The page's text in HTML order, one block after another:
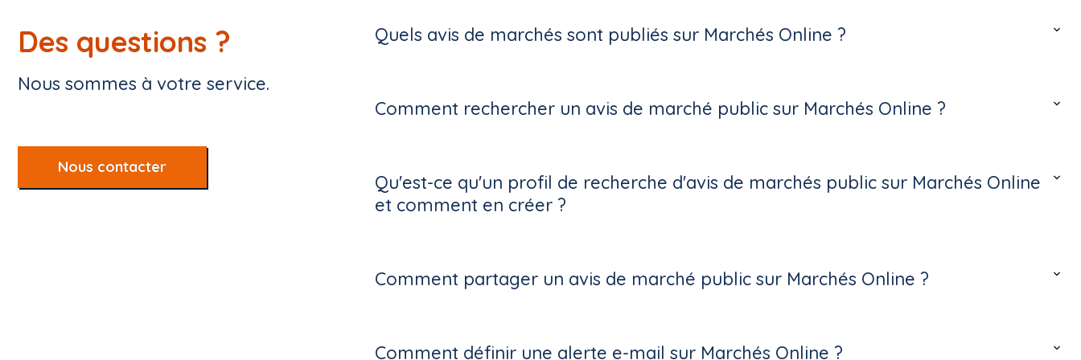
Des questions ?
Nous sommes à votre service.
Nous contacter
Quels avis de marchés sont publiés sur Marchés Online ?
Comment rechercher un avis de marché public sur Marchés Online ?
Qu'est-ce qu'un profil de recherche d'avis de marchés public sur Marchés Online
et comment en créer ?
Comment partager un avis de marché public sur Marchés Online ?
Comment définir une alerte e-mail sur Marchés Online ?